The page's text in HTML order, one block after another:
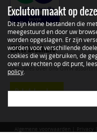
GWW brochure
Lees alles over ons GWW
Bekijk brochure
Algemene voorwaarden Privacy
Excluton maakt op
Dit zijn kleine bestanden die
meegestuurd en door uw
worden opgeslagen. Er zijn
worden voor verschillende
cookies die wij gebruiken, de
over uw rechten op dit punt,
policy